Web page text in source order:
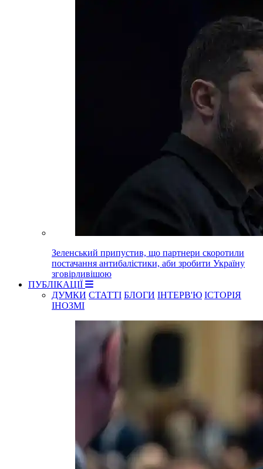
Зеленський припустив, що партнери скоротили
постачання антибалістики, аби зробити Україну
зговірливішою
ПУБЛІКАЦІЇ
ДУМКИ СТАТТІ БЛОГИ ІНТЕРВ'Ю ІСТОРІЯ
ІНОЗМІ